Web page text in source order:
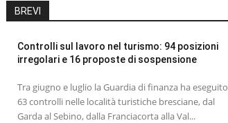
BREVI
Controlli sul lavoro nel turismo: 94 posizioni
irregolari e 16 proposte di sospensione
Tra giugno e luglio la Guardia di finanza ha eseguito
63 controlli nelle località turistiche bresciane, dal
Garda al Sebino, dalla Franciacorta alla Val...